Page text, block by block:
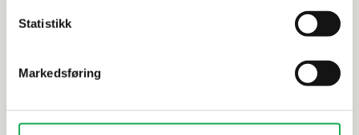
Statistikk
Markedsføring
I Classici Tozzetto, Navy (blank) 5x5
I
CESI